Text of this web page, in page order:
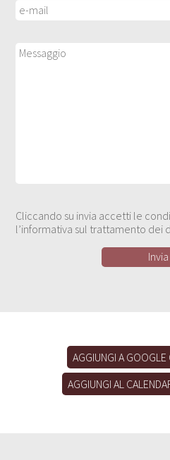
Cliccando su invia accetti le
l’informativa sul trattamento dei
AGGIUNGI A GOOGLE
AGGIUNGI AL